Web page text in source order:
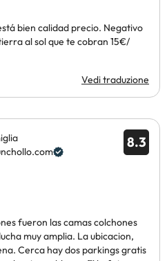
bien calidad precio. Negativo
al sol que te cobran 15€/
Vedi traduzione
8.3
fueron las camas colchones
muy amplia. La ubicacion,
Cerca hay dos parkings gratis